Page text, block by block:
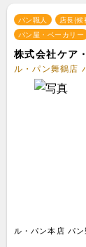
パン職人 店長(候
パン屋・ベーカリー
株式会社ケア
ル・パン舞鶴店
ル・パン本店 パ